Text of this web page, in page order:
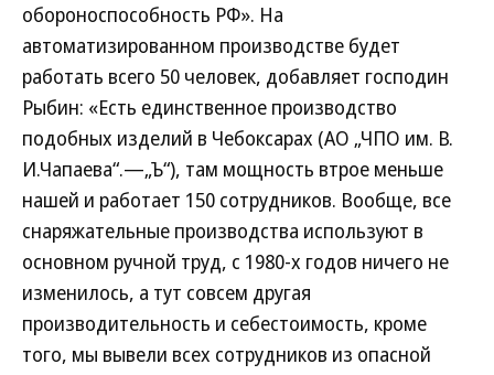
обороноспособность РФ». На
автоматизированном производстве будет
работать всего 50 человек, добавляет господин
Рыбин: «Есть единственное производство
подобных изделий в Чебоксарах (АО „ЧПО им. В.
И.Чапаева“.—„Ъ“), там мощность втрое меньше
нашей и работает 150 сотрудников. Вообще, все
снаряжательные производства используют в
основном ручной труд, с 1980-х годов ничего не
изменилось, а тут совсем другая
производительность и себестоимость, кроме
того, мы вывели всех сотрудников из опасной